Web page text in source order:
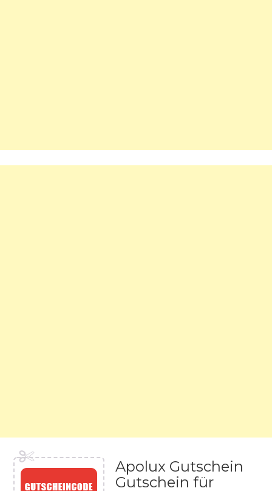
Apolux Gutschein
Gutschein für